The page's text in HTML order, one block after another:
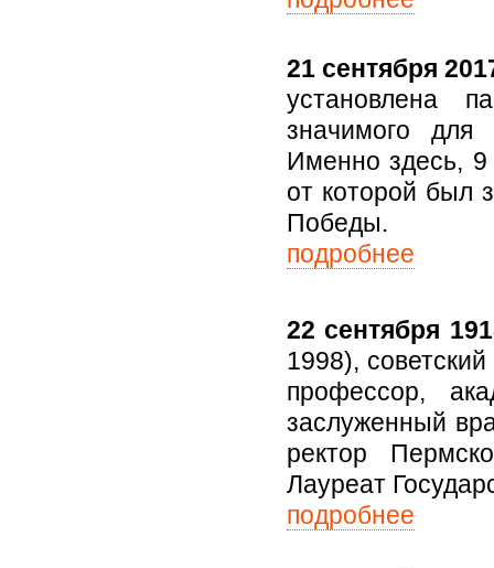
21 сентября
установлена
значимого для
Именно здесь, 9
от которой был
Победы.
подробнее
22 сентября
1998),
профессор,
заслуженный
ректор
Лауреат
подробнее